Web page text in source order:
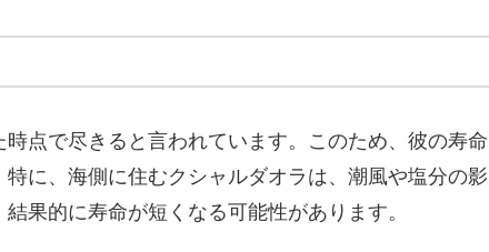
点で尽きると言われています。このため、彼の寿命
に、海側に住むクシャルダオラは、潮風や塩分の影
果的に寿命が短くなる可能性があります。